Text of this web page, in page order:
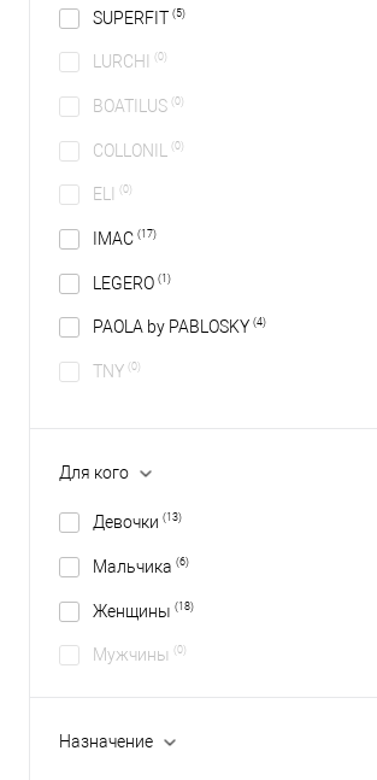
SUPERFIT (5)
LURCHI (0)
BOATILUS (0)
COLLONIL (0)
ELI (0)
IMAC (17)
LEGERO (1)
PAOLA by PABLOSKY (4)
TNY (0)
Для кого
Девочки (13)
Мальчика (6)
Женщины (18)
Мужчины (0)
Назначение